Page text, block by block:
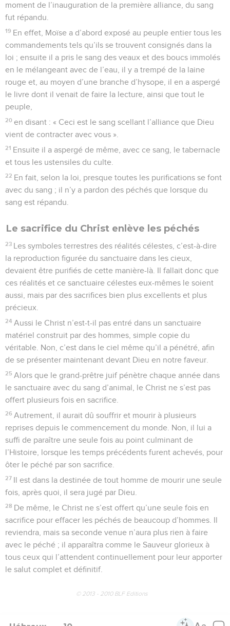
moment de l’inauguration de la première alliance, du sang
fut répandu.
19 En effet, Moïse a d’abord exposé au peuple entier tous les
commandements tels qu’ils se trouvent consignés dans la
loi ; ensuite il a pris le sang des veaux et des boucs immolés
en le mélangeant avec de l’eau, il y a trempé de la laine
rouge et, au moyen d’une branche d’hysope, il en a aspergé
le livre dont il venait de faire la lecture, ainsi que tout le
peuple,
20 en disant : « Ceci est le sang scellant l’alliance que Dieu
vient de contracter avec vous ».
21 Ensuite il a aspergé de même, avec ce sang, le tabernacle
et tous les ustensiles du culte.
22 En fait, selon la loi, presque toutes les purifications se font
avec du sang ; il n’y a pardon des péchés que lorsque du
sang est répandu.
Le sacrifice du Christ enlève les péchés
23 Les symboles terrestres des réalités célestes, c’est-à-dire
la reproduction figurée du sanctuaire dans les cieux,
devaient être purifiés de cette manière-là. Il fallait donc que
ces réalités et ce sanctuaire célestes eux-mêmes le soient
aussi, mais par des sacrifices bien plus excellents et plus
précieux.
24 Aussi le Christ n’est-t-il pas entré dans un sanctuaire
matériel construit par des hommes, simple copie du
véritable. Non, c’est dans le ciel même qu’il a pénétré, afin
de se présenter maintenant devant Dieu en notre faveur.
25 Alors que le grand-prêtre juif pénètre chaque année dans
le sanctuaire avec du sang d’animal, le Christ ne s’est pas
offert plusieurs fois en sacrifice.
26 Autrement, il aurait dû souffrir et mourir à plusieurs
reprises depuis le commencement du monde. Non, il lui a
suffi de paraître une seule fois au point culminant de
l’Histoire, lorsque les temps précédents furent achevés, pour
ôter le péché par son sacrifice.
27 Il est dans la destinée de tout homme de mourir une seule
fois, après quoi, il sera jugé par Dieu.
28 De même, le Christ ne s’est offert qu’une seule fois en
sacrifice pour effacer les péchés de beaucoup d’hommes. Il
reviendra, mais sa seconde venue n’aura plus rien à faire
avec le péché ; il apparaîtra comme le Sauveur glorieux à
tous ceux qui l’attendent continuellement pour leur apporter
le salut complet et définitif.
© 2013 - 2010 BLF Editions